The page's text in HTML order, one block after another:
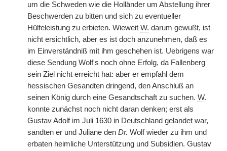
um die Schweden wie die Holländer um Abstellung ihrer
Beschwerden zu bitten und sich zu eventueller
Hülfeleistung zu erbieten. Wieweit W. darum gewußt, ist
nicht ersichtlich, aber es ist doch anzunehmen, daß es
im Einverständniß mit ihm geschehen ist. Uebrigens war
diese Sendung Wolf's noch ohne Erfolg, da Fallenberg
sein Ziel nicht erreicht hat: aber er empfahl dem
hessischen Gesandten dringend, den Anschluß an
seinen König durch eine Gesandtschaft zu suchen. W.
konnte zunächst noch nicht daran denken; erst als
Gustav Adolf im Juli 1630 in Deutschland gelandet war,
sandten er und Juliane den Dr. Wolf wieder zu ihm und
erbaten heimliche Unterstützung und Subsidien. Gustav